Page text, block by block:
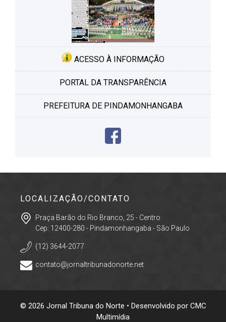
ACESSO À INFORMAÇÃO
PORTAL DA TRANSPARÊNCIA
PREFEITURA DE PINDAMONHANGABA
LOCALIZAÇÃO/CONTATO
Praça Barão do Rio Branco, 25 - Centro
Cep: 12400-280 - Pindamonhangaba - São Paulo
(12) 3644-2077
contato@jornaltribunadonorte.net
© 2026 Jornal Tribuna do Norte • Desenvolvido por CMC
Multimídia